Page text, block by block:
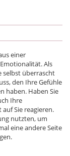
einer
Als
selbst überrascht
den Ihre Gefühle
haben. Haben Sie
Ihre
Sie reagieren.
nutzten, um
eine andere Seite